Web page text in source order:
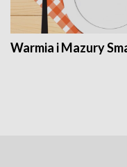
Warmia i Mazury